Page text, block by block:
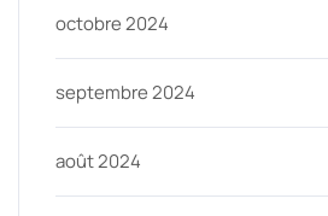
octobre 2024
septembre 2024
août 2024